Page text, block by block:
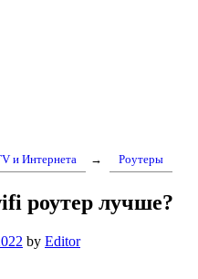
и Интернета → Роутеры
роутер лучше?
by Editor